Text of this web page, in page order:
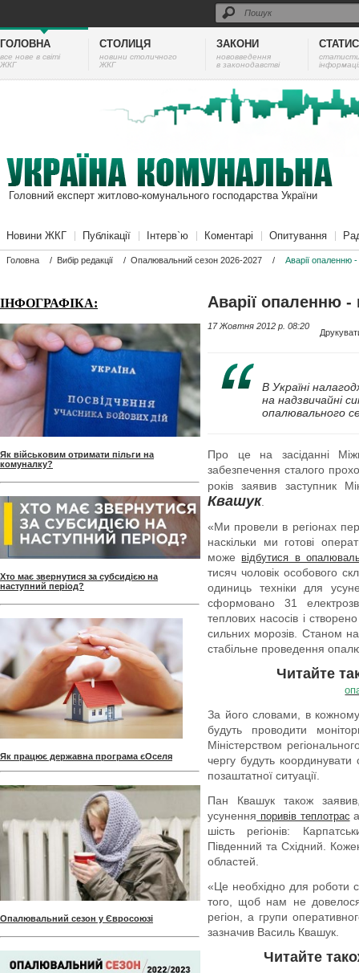
ГОЛОВНА
все нове в світі
ЖКГ
СТОЛИЦЯ
новини столичного
ЖКГ
ЗАКОНИ
нововведення
в законодавстві
Головний експерт житлово-комунального господарства України
Новини ЖКГ Публікації Інтерв`ю Коментарі Опитування
Головна / Вибір редакції / Опалювальний сезон 2026-2027 / Аварії опаленню
ІНФОГРАФІКА:
Як військовим отримати пільги на
комуналку?
Хто має звернутися за субсидією на
наступний період?
Як працює державна програма єОселя
Опалювальний сезон у Євросоюзі
Аварії опаленню
17 Жовтня 2012 p. 08:20
В Україні
на надзвичайні
опалювального
Про це на засіданні
забезпечення сталого
років заявив заступник
Квашук.
«Ми провели в регіонах
наскільки ми готові
може відбутися в
тисяч чоловік особового
одиниць техніки для
сформовано 31
теплових насосів і
сильних морозів. Станом
стабільне проведення
Читайте
За його словами, в кожному
будуть проводити
Міністерством
чергу будуть
позаштатної ситуації.
Пан Квашук також
усунення поривів теплотрас
шість регіонів:
Південний та Східний.
областей.
«Це необхідно для роботи
того, щоб нам не
регіон, а групи
зазначив Василь Квашук.
Читайте